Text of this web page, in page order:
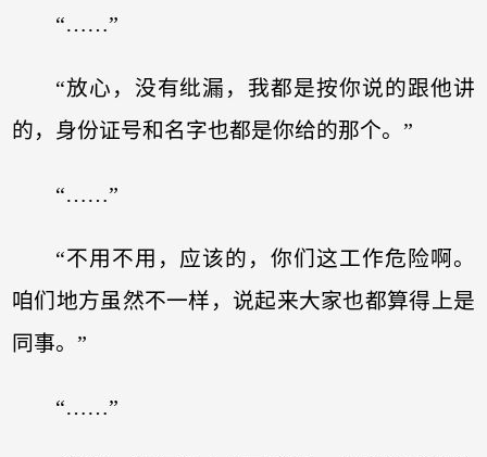
“……”
“放心，没有纰漏，我都是按你说的跟他讲
的，身份证号和名字也都是你给的那个。”
“……”
“不用不用，应该的，你们这工作危险啊。
咱们地方虽然不一样，说起来大家也都算得上是
同事。”
“……”